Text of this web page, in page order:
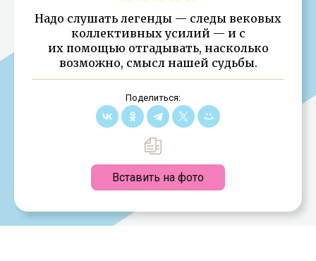
Надо слушать легенды — следы вековых
коллективных усилий — и с
их помощью отгадывать, насколько
возможно, смысл нашей судьбы.
Поделиться:
Вставить на фото